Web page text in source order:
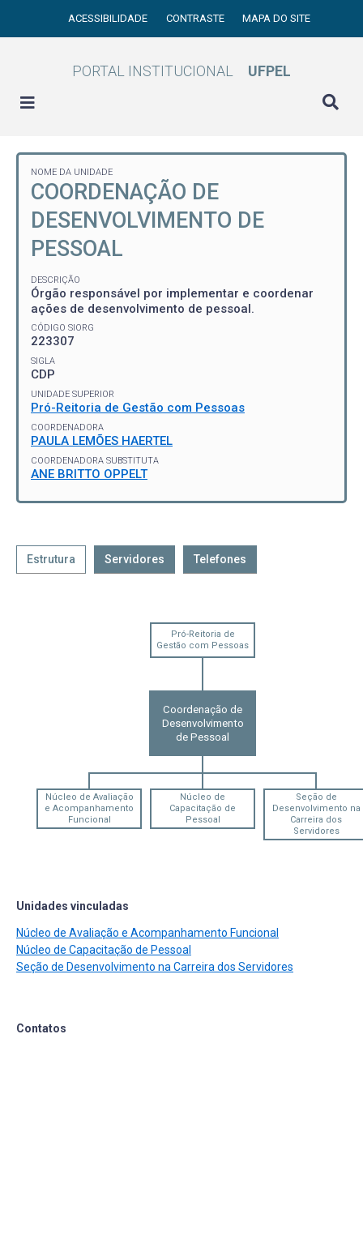
ACESSIBILIDADE CONTRASTE MAPA DO SITE
PORTAL INSTITUCIONAL UFPEL
NOME DA UNIDADE
COORDENAÇÃO DE
DESENVOLVIMENTO DE
PESSOAL
DESCRIÇÃO
Órgão responsável por implementar e coordenar
ações de desenvolvimento de pessoal.
CÓDIGO SIORG
223307
SIGLA
CDP
UNIDADE SUPERIOR
Pró-Reitoria de Gestão com Pessoas
COORDENADORA
PAULA LEMÕES HAERTEL
COORDENADORA SUBSTITUTA
ANE BRITTO OPPELT
Estrutura Servidores Telefones
Pró-Reitoria de
Gestão com Pessoas
Coordenação de
Desenvolvimento
de Pessoal
Núcleo de Avaliação
e Acompanhamento
Funcional
Núcleo de
Capacitação de
Pessoal
Seção de
Desenvolvimento na
Carreira dos
Servidores
Unidades vinculadas
Núcleo de Avaliação e Acompanhamento Funcional
Núcleo de Capacitação de Pessoal
Seção de Desenvolvimento na Carreira dos Servidores
Contatos